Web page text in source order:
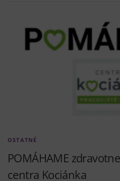
OSTATNÉ
POMÁHAME
centra Kociánka